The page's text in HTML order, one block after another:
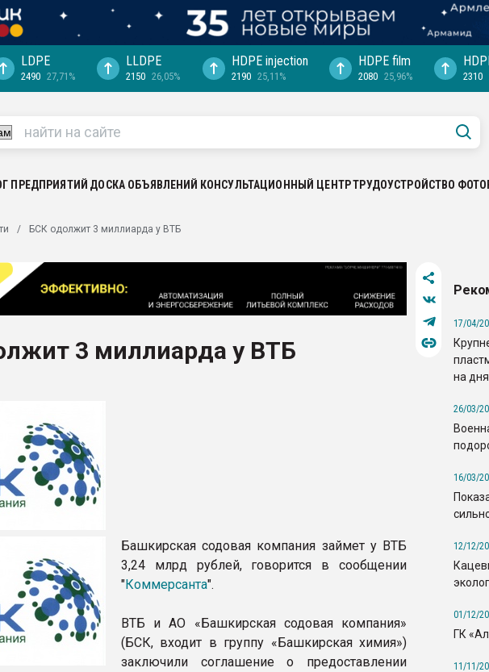
ПЭТ
для
цвет
Продажа,
LDPE
2490 27,71%
LLDPE
2150 26,05%
HDPE injection
2190 25,11%
HDPE film
2080 25,96% 2310
ПРЕДПРИЯТИЙ ДОСКА ОБЪЯВЛЕНИЙ КОНСУЛЬТАЦИОННЫЙ ЦЕНТРТРУДОУСТРОЙСТВО
БСК одолжит 3 миллиарда у ВТБ
3 миллиарда у ВТБ
Башкирская содовая компания займет у ВТБ
3,24 млрд рублей, говорится в сообщении
"Коммерсанта".
ВТБ и АО «Башкирская содовая компания»
(БСК, входит в группу «Башкирская химия»)
заключили соглашение о предоставлении
17/04/
на
26/03/
16/03/
12/12/
01/12/
ГК
11/11/